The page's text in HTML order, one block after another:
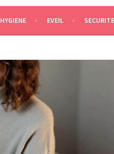
HYGIENE EVEIL SECURITE